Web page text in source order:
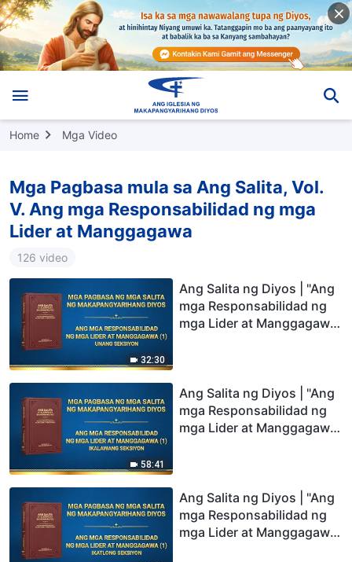
Home Mga Video
Mga Pagbasa mula sa Ang Salita, Vol.
V. Ang mga Responsabilidad ng mga
Lider at Manggagawa
126 video
32:30
Ang Salita ng Diyos | "Ang
mga Responsabilidad ng
mga Lider at Manggagawa
58:41
Ang Salita ng Diyos | "Ang
mga Responsabilidad ng
mga Lider at Manggagawa
Ang Salita ng Diyos | "Ang
mga Responsabilidad ng
mga Lider at Manggagawa